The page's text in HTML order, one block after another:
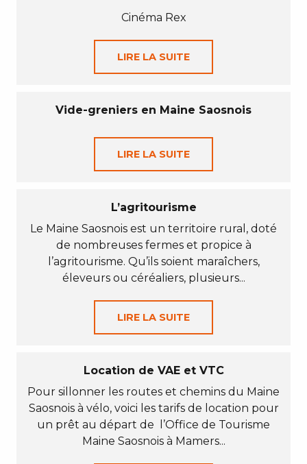
Cinéma Rex
LIRE LA SUITE
Vide-greniers en Maine Saosnois
LIRE LA SUITE
L’agritourisme
Le Maine Saosnois est un territoire rural, doté
de nombreuses fermes et propice à
l’agritourisme. Qu’ils soient maraîchers,
éleveurs ou céréaliers, plusieurs...
LIRE LA SUITE
Location de VAE et VTC
Pour sillonner les routes et chemins du Maine
Saosnois à vélo, voici les tarifs de location pour
un prêt au départ de l’Office de Tourisme
Maine Saosnois à Mamers...